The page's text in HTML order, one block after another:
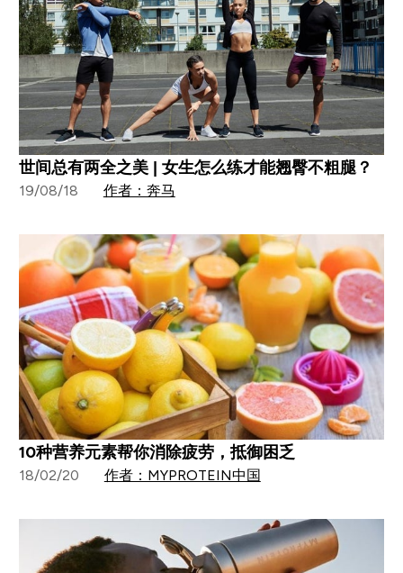
世间总有两全之美 | 女生怎么练才能翘臀不粗腿？
19/08/18 作者：奔马
10种营养元素帮你消除疲劳，抵御困乏
18/02/20 作者：MYPROTEIN中国